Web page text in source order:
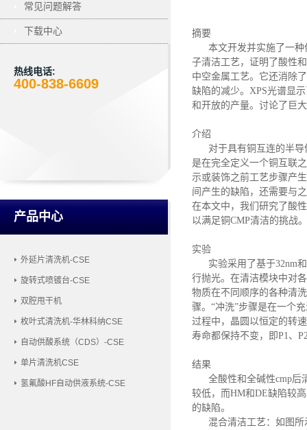
常见问题解答
下载中心
热线电话:
400-838-6609
产品中心
外延片清洗机-CSE
旋转式喷镀台-CSE
双腔甩干机
枚叶式清洗机-华林科纳CSE
自动供酸系统（CDS）-CSE
单片清洗机CSE
氢氟酸HF自动供液系统-CSE
摘要
本文开发并实施了一种
子清洁工艺，证明了酸性
中空金属工艺。它还消除
缺陷的减少。XPS光谱显
和开放的产量。讨论了巨
介绍
对于具有铜互连的半导
是在完全定义一个铜互联
示或装饰之前工艺步骤产
间产生的缺陷，还需要与
在本文中，我们研究了酸
以满足铜CMP清洁的挑战。
实验
实验采用了基于32nm
行抛光。在清洁模块中对
物质在不同顺序的各种清
骤。“冲洗”步骤是在一个
过程中，晶圆以恒定的转
寿命都保持不变，即P1、
结果
全酸性和全碱性cmp后
较低，而HM和DE缺陷较
的缺陷。
混合清洁工艺：如图所